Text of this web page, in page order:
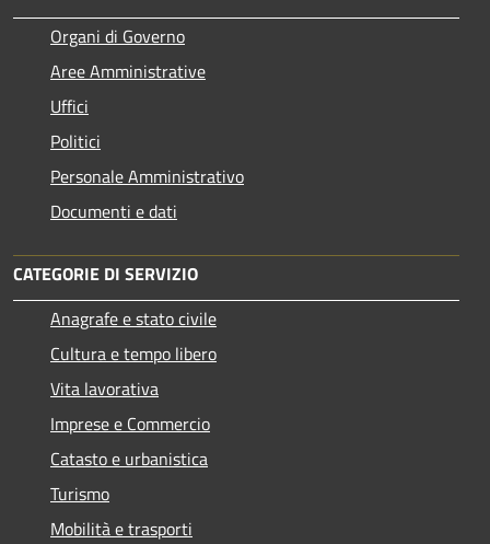
Organi di Governo
Aree Amministrative
Uffici
Politici
Personale Amministrativo
Documenti e dati
CATEGORIE DI SERVIZIO
Anagrafe e stato civile
Cultura e tempo libero
Vita lavorativa
Imprese e Commercio
Catasto e urbanistica
Turismo
Mobilità e trasporti